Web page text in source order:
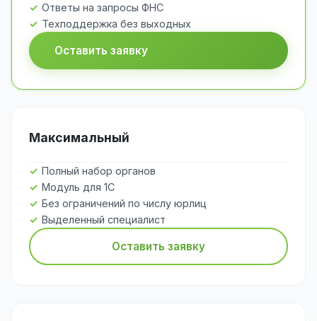
Ответы на запросы ФНС
Техподдержка без выходных
Оставить заявку
Максимальный
Полный набор органов
Модуль для 1С
Без ограничений по числу юрлиц
Выделенный специалист
Оставить заявку